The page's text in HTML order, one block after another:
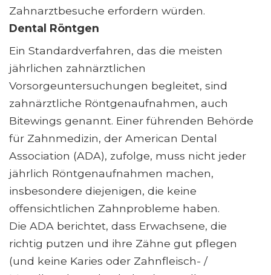
Zahnarztbesuche erfordern würden.
Dental Röntgen
Ein Standardverfahren, das die meisten
jährlichen zahnärztlichen
Vorsorgeuntersuchungen begleitet, sind
zahnärztliche Röntgenaufnahmen, auch
Bitewings genannt. Einer führenden Behörde
für Zahnmedizin, der American Dental
Association (ADA), zufolge, muss nicht jeder
jährlich Röntgenaufnahmen machen,
insbesondere diejenigen, die keine
offensichtlichen Zahnprobleme haben.
Die ADA berichtet, dass Erwachsene, die
richtig putzen und ihre Zähne gut pflegen
(und keine Karies oder Zahnfleisch- /